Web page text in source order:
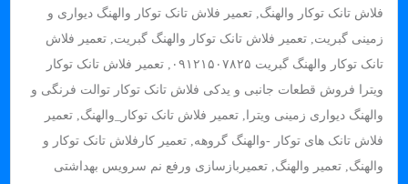
فلاش تانک توکار والهنگ,تعمیر فلاش تانک توکار والهنگ دیواری و
زمینی گبریت,تعمیر فلاش تانک توکار والهنگ گبریت,تعمیر فلاش
تانک توکار والهنگ گبریت ۰۹۱۲۱۵۰۷۸۲۵
,تعمیر فلاش تانک توکار
ویترا فروش قطعات جانبی و یدکی فلاش تانک توکار توالت فرنگی و
والهنگ دیواری زمینی ویترا ,تعمیر فلاش تانک توکار_والهنگ,تعمیر
فلاش تانک های توکار -والهنگ گروهه,تعمیر کارفلاش تانک توکار و
والهنگ,تعمیر والهنگ,تعمیربازسازی ورفع نم سرویس بهداشتی